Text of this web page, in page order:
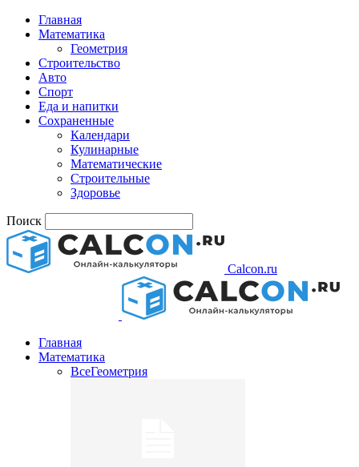
Главная
Математика
Геометрия
Строительство
Авто
Спорт
Еда и напитки
Сохраненные
Календари
Кулинарные
Математические
Строительные
Здоровье
Поиск
Calcon.ru
Главная
Математика
ВсеГеометрия